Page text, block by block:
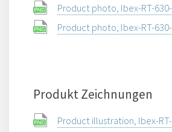
Product photo, Ibex-RT-
Product photo, Ibex-RT-
Produkt Zeichnungen
Product illustration, Ibex-